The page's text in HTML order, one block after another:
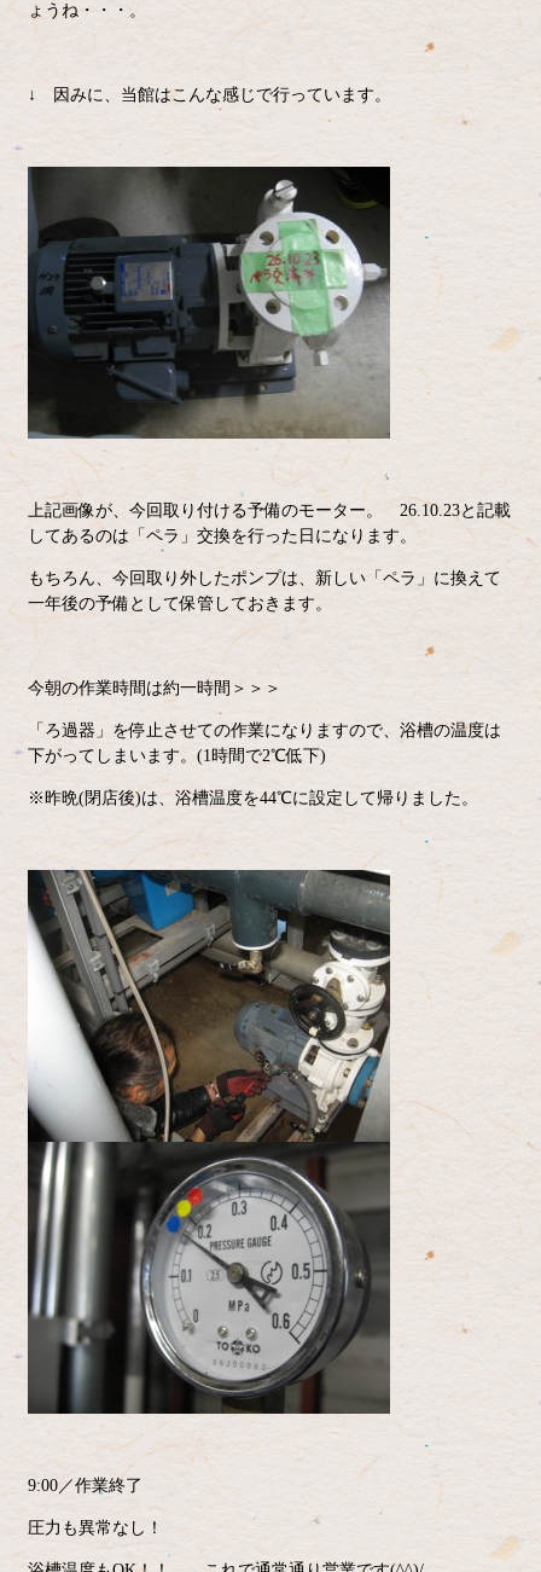
ょうね・・・。
↓ 因みに、当館はこんな感じで行っています。
上記画像が、今回取り付ける予備のモーター。 26.10.23と記載
してあるのは「ペラ」交換を行った日になります。
もちろん、今回取り外したポンプは、新しい「ペラ」に換えて
一年後の予備として保管しておきます。
今朝の作業時間は約一時間＞＞＞
「ろ過器」を停止させての作業になりますので、浴槽の温度は
下がってしまいます。(1時間で2℃低下)
※昨晩(閉店後)は、浴槽温度を44℃に設定して帰りました。
9:00／作業終了
圧力も異常なし！